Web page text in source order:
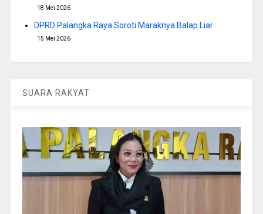
18 Mei 2026
DPRD Palangka Raya Soroti Maraknya Balap Liar
15 Mei 2026
SUARA RAKYAT